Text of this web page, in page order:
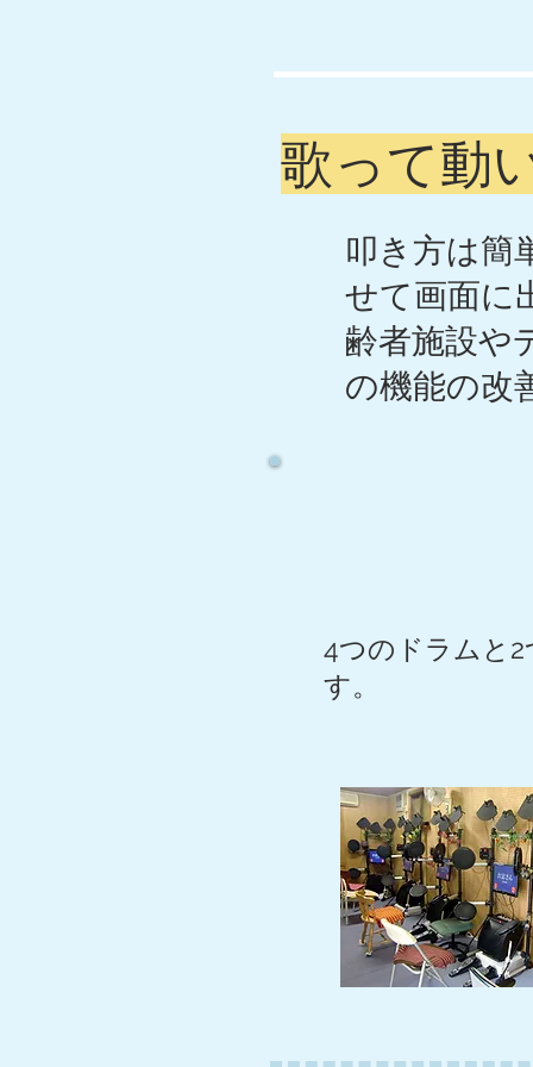
歌って動
叩き方は簡
せて画面に
齢者施設や
の機能の改
4つのドラムと
す。